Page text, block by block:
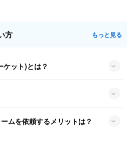
方 もっと見る
ケット)とは？
ムを依頼するメリットは？